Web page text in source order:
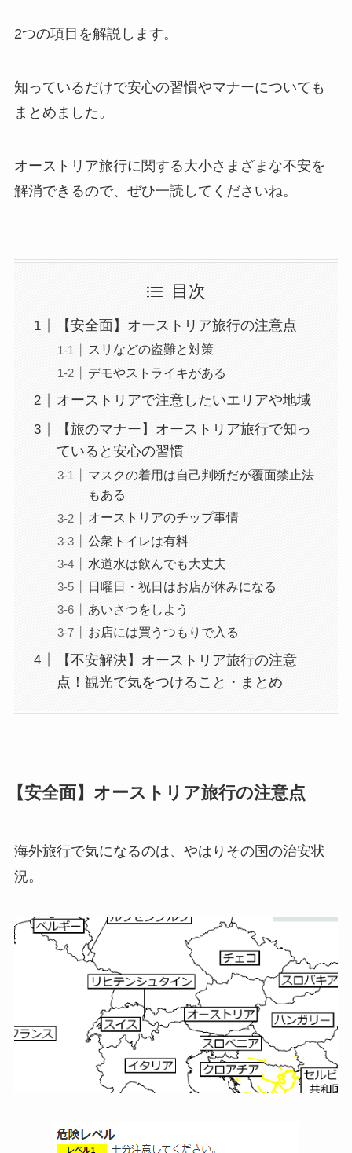
2つの項目を解説します。
知っているだけで安心の習慣やマナーについても
まとめました。
オーストリア旅行に関する大小さまざまな不安を
解消できるので、ぜひ一読してくださいね。
目次
【安全面】オーストリア旅行の注意点
スリなどの盗難と対策
デモやストライキがある
オーストリアで注意したいエリアや地域
【旅のマナー】オーストリア旅行で知っ
ていると安心の習慣
マスクの着用は自己判断だが覆面禁止法
もある
オーストリアのチップ事情
公衆トイレは有料
水道水は飲んでも大丈夫
日曜日・祝日はお店が休みになる
あいさつをしよう
お店には買うつもりで入る
【不安解決】オーストリア旅行の注意
点！観光で気をつけること・まとめ
【安全面】オーストリア旅行の注意点
海外旅行で気になるのは、やはりその国の治安状
況。